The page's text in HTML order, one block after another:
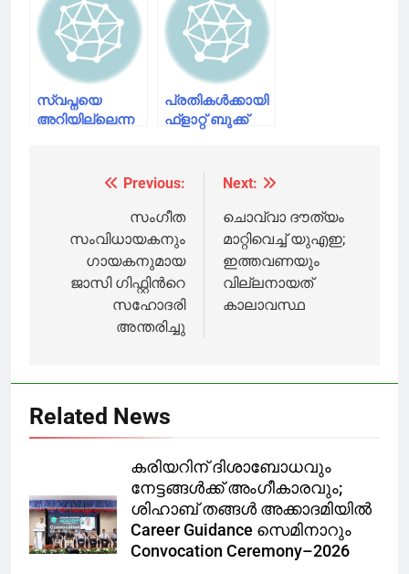
വേണം; രമേശ്
ചെന്നിത്തല
വയ്ക്കണമെന്ന്
ചെന്നിത്തല
സ്വപ്നയെ
അറിയില്ലെന്ന
സുരേന്ദ്രന്‍
പ്രതികള്‍ക്കായി
ഫ്‌ളാറ്റ് ബുക്ക്
പറഞ്ഞിട്ടെന്ന്
ജീവനക്കാരന്‍;
കുരുക്ക്
മുറുകുന്നു
navigation
Previous:
സംഗീത
സംവിധായകനും
ഗായകനുമായ
ജാസി ഗിഫ്റ്റിന്‍റെ
സഹോദരി
അന്തരിച്ചു
Next:
ചൊവ്വാ ദൗത്യം
മാറ്റിവെച്ച് യുഎഇ;
ഇത്തവണയും
വില്ലനായത്
കാലാവസ്ഥ
Related News
കരിയറിന് ദിശാബോധവും
നേട്ടങ്ങൾക്ക് അംഗീകാരവും;
ശിഹാബ് തങ്ങൾ അക്കാദമിയിൽ
Career Guidance സെമിനാറും
Convocation Ceremony–2026